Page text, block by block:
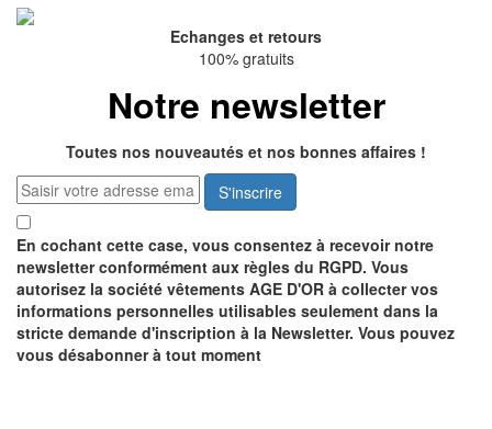
Echanges et retours
100% gratuits
Notre newsletter
Toutes nos nouveautés et nos bonnes affaires !
S'inscrire
En cochant cette case, vous consentez à recevoir notre
newsletter conformément aux règles du RGPD. Vous
autorisez la société vêtements AGE D'OR à collecter vos
informations personnelles utilisables seulement dans la
stricte demande d'inscription à la Newsletter. Vous pouvez
vous désabonner à tout moment